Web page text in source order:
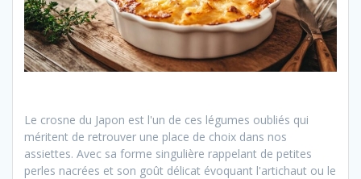
Le crosne du Japon est l'un de ces légumes oubliés qui
méritent de retrouver une place de choix dans nos
assiettes. Avec sa forme singulière rappelant de petites
perles nacrées et son goût délicat évoquant l'artichaut ou le